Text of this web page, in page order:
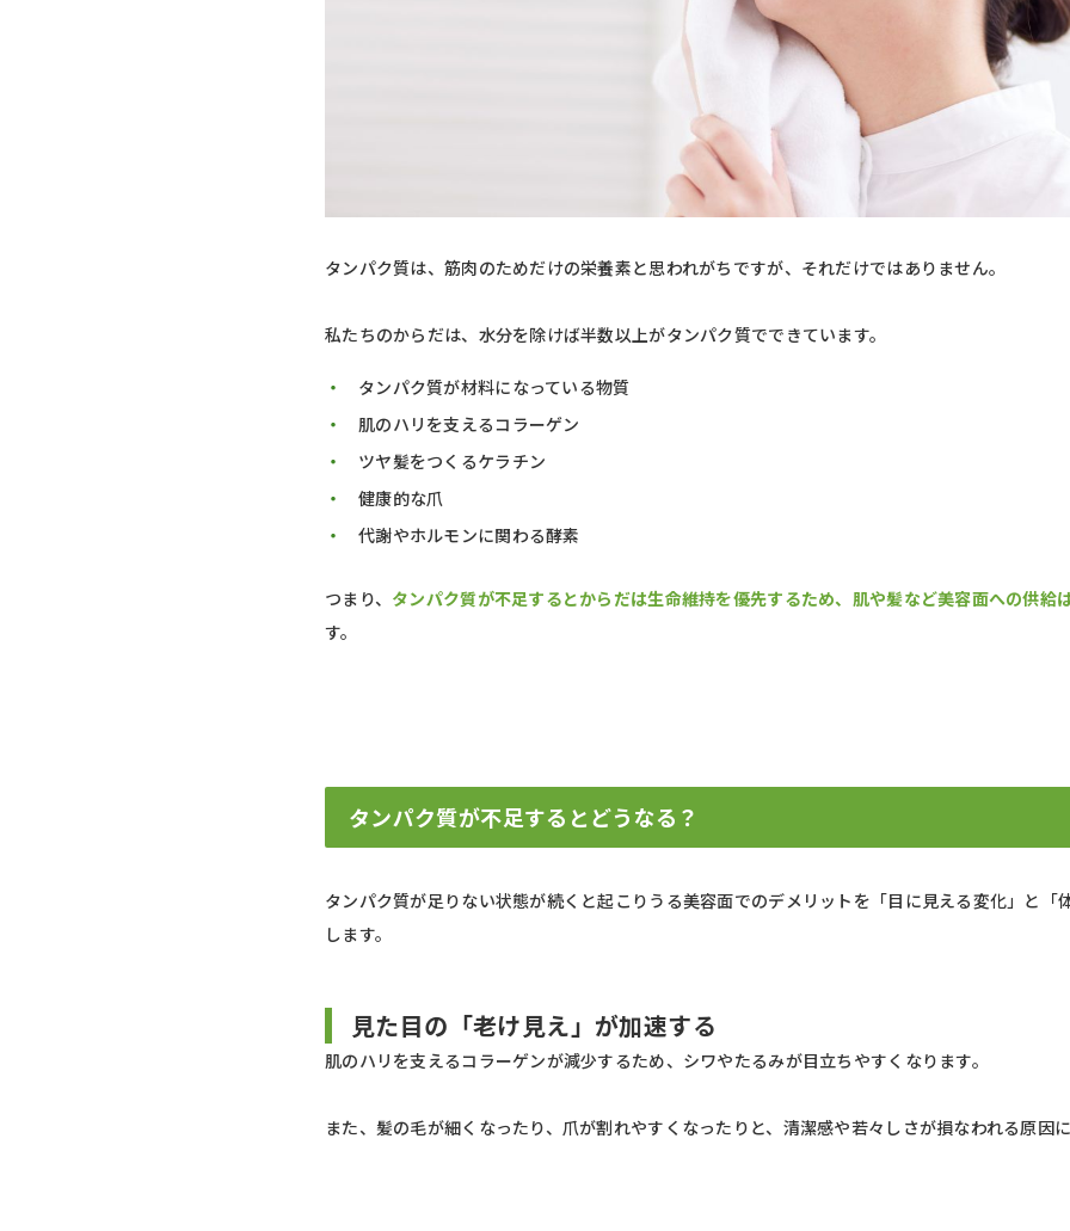
タンパク質は、筋肉のためだけの栄養素と思われがちですが、それだけではありません。
私たちのからだは、水分を除けば半数以上がタンパク質でできています。
タンパク質が材料になっている物質
肌のハリを支えるコラーゲン
ツヤ髪をつくるケラチン
健康的な爪
代謝やホルモンに関わる酵素
つまり、 タンパク質が不足するとからだは生命維持を優先するため、肌や髪など美容面への供給
す。
タンパク質が不足するとどうなる？
タンパク質が足りない状態が続くと起こりうる美容面でのデメリットを「目に見える変化」と「
します。
見た目の「老け見え」が加速する
肌のハリを支えるコラーゲンが減少するため、シワやたるみが目立ちやすくなります。
また、髪の毛が細くなったり、爪が割れやすくなったりと、清潔感や若々しさが損なわれる原因